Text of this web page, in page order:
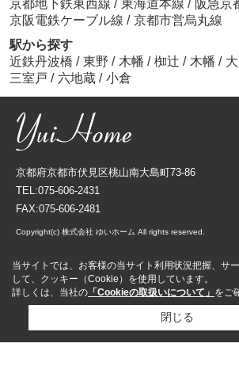
京都地下鉄東西線 / 東海道本線 / 阪急京
京阪電鉄ケーブル線 / 京都市営烏丸線
駅から探す
近鉄丹波橋 / 東野 / 木幡 / 椥辻 / 木幡 /
三室戸 / 六地蔵 / 小倉
京都府京都市伏見区桃山南大島町73-86
TEL:075-606-2431
FAX:075-606-2481
Copyright(c) 株式会社 ゆいホーム All rights reserved.
当サイトでは、お客様の当サイト利用状況把握、サ
して、クッキー（Cookie）を使用しています。
詳しくは、当社の 「Cookieの取扱いについて」 をご
閉じる